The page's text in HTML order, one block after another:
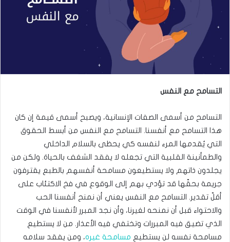
التسامح مع النفس
التسامح من أسمى الصفات الإنسانية، ويصبح أسمى قيمة إن كان
هذا التسامح مع أنفسنا. التسامح مع النفس من أبسط الحقوق
التي يُقدمها المرء لنفسه كي يحظى بالسلام الداخلي
والطمأنينة القلبية التي تجعله لا يفقد الشغف بالحياة. ولكن من
يجلدون ذاتهم ولا يستطيعون مسامحة أنفسهم بالطبع يقترفون
جريمة بحقّها قد تؤدي بهم إلى الوقوع في فخ الاكتئاب على
أقلّ تقدير. التسامح مع النفس يعني أن نمنح أنفسنا الحب
والاحتواء قبل أن نمنحه لغيرنا، وأن نجد المبرر لأنفسنا في الوقت
الذي تضيق فيه المبررات وتختفي فيه الأعذار. من لا يستطيع
مسامحة نفسه لن يستطيع مسامحة غيره، ومن يفقد سلامه